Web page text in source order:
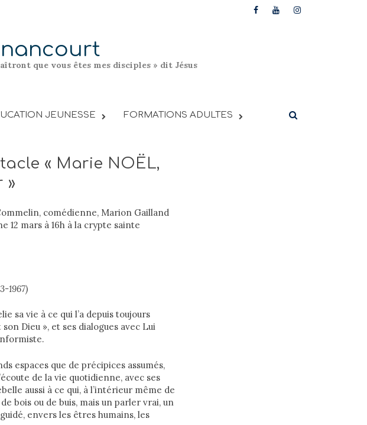
que vous êtes mes disciples » dit Jésus
JEUNESSE FORMATIONS ADULTES
« Marie NOËL,
»
comédienne, Marion Gailland
12 mars à 16h à la crypte sainte
1967)
sa vie à ce qui l’a depuis toujours
Dieu », et ses dialogues avec Lui
espaces que de précipices assumés,
de la vie quotidienne, avec ses
aussi à ce qui, à l’intérieur même de
bois ou de buis, mais un parler vrai, un
envers les êtres humains, les